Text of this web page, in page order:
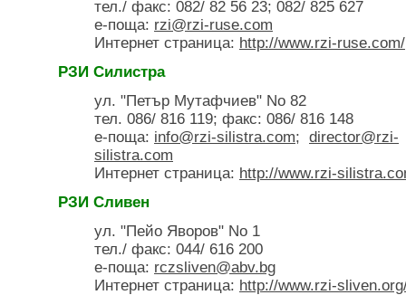
тел./ факс: 082/ 82 56 23; 082/ 825 627
е-поща: rzi@rzi-ruse.com
Интернет страница: http://www.rzi-ruse.com/
РЗИ Силистра
ул. "Петър Мутафчиев" No 82
тел. 086/ 816 119; факс: 086/ 816 148
е-поща: info@rzi-silistra.com; director@rzi-
silistra.com
Интернет страница: http://www.rzi-
РЗИ Сливен
ул. "Пейо Яворов" No 1
тел./ факс: 044/ 616 200
е-поща: rczsliven@abv.bg
Интернет страница: http://www.rzi-